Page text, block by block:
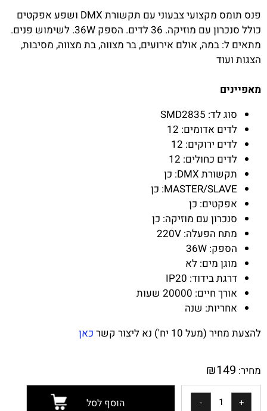
פנס תומס מקצועי צבעוני עם תקשורת DMX ושפע אפקטים
כולל סנכרון עם מוזיקה. 36 לדים. הספק 36W. לשימוש פנים.
מתאים ל: במה, אולם אירועים, בר מצווה, בת מצווה, מסיבות,
הצגות ועוד
מאפיינים
סוג לד: SMD2835
לדים אדומים: 12
לדים ירוקים: 12
לדים כחולים: 12
תקשורת DMX: כן
MASTER/SLAVE: כן
אפקטים: כן
סנכרון עם מוזיקה: כן
מתח הפעלה: 220V
הספק: 36W
מוגן מים: לא
דרגת בידוד: IP20
אורך חיים: 20000 שעות
אחריות: שנה
להצעת מחיר (מעל 10 יח') נא ליצור קשר
כאן
מחיר: ₪149
הוסף לסל